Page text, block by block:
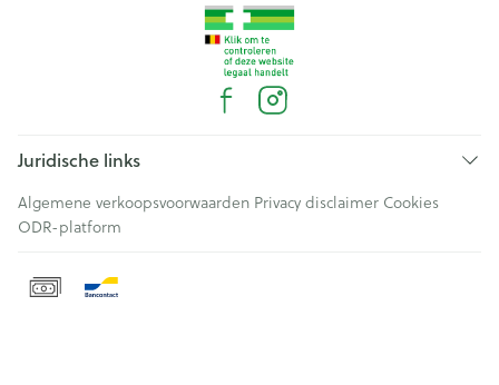
Juridische links
Algemene verkoopsvoorwaarden Privacy disclaimer Cookies
ODR-platform